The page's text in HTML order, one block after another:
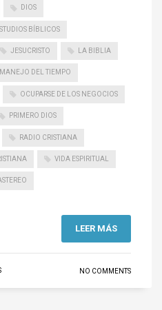
DIOS
BÍBLICOS
JESUCRISTO LA BIBLIA
MANEJO DEL TIEMPO
OCUPARSE DE LOS NEGOCIOS
PRIMERO DIOS
RADIO CRISTIANA
VIDA ESPIRITUAL
LEER MÁS
NO COMMENTS